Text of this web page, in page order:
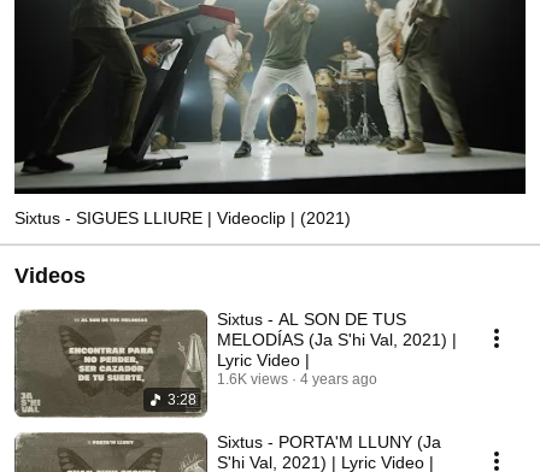
Sixtus - SIGUES LLIURE | Videoclip | (2021)
Videos
3:28
Sixtus - AL SON DE TUS
MELODÍAS (Ja S'hi Val, 2021) |
Lyric Video |
1.6K views 4 years ago
Sixtus - PORTA'M LLUNY (Ja
S'hi Val, 2021) | Lyric Video |